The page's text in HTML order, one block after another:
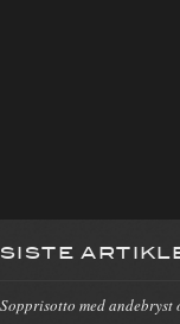
SISTE
Sopprisotto med andebryst